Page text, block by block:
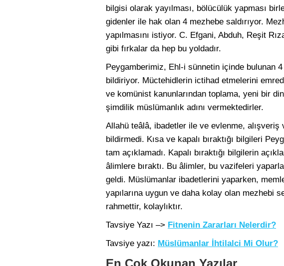
bilgisi olarak yayılması, bölücülük yapması
gidenler ile hak olan 4 mezhebe saldırıyor.
yapılmasını istiyor. C. Efgani, Abduh, Reşit
gibi fırkalar da hep bu yoldadır.
Peygamberimiz, Ehl-i sünnetin içinde bulunan
bildiriyor. Müctehidlerin ictihad etmelerini
ve komünist kanunlarından toplama, yeni bir
şimdilik müslümanlık adını vermektedirler.
Allahü teâlâ, ibadetler ile ve evlenme,
bildirmedi. Kısa ve kapalı bıraktığı bilgileri
tam açıklamadı. Kapalı bıraktığı bilgilerin
âlimlere bıraktı. Bu âlimler, bu vazifeleri
geldi. Müslümanlar ibadetlerini yaparken,
yapılarına uygun ve daha kolay olan mezhebi
rahmettir, kolaylıktır.
Tavsiye Yazı –> Fitnenin Zararları Nelerdir?
Tavsiye yazı: Müslümanlar İhtilalci Mi Olur?
En Çok Okunan Yazılar